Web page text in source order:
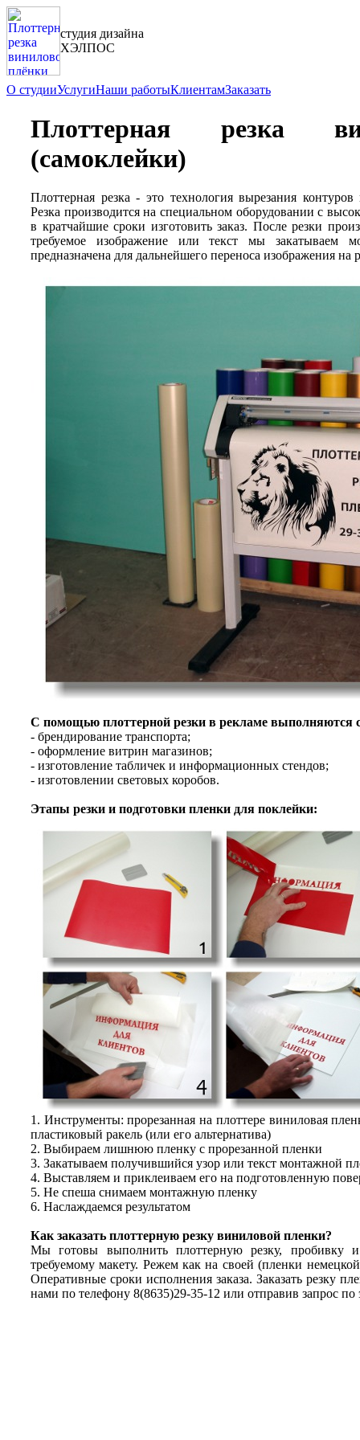
студия дизайна
ХЭЛПОС
О студииУслугиНаши работыКлиентамЗаказать
Плоттерная резка
(самоклейки)
Плоттерная резка - это технология вырезания
Резка производится на специальном оборудовании с
в кратчайшие сроки изготовить заказ. После резки
требуемое изображение или текст мы закатываем
предназначена для дальнейшего переноса изображения на
С помощью плоттерной резки в рекламе выполняются
- брендирование транспорта;
- оформление витрин магазинов;
- изготовление табличек и информационных стендов;
- изготовлении световых коробов.
Этапы резки и подготовки пленки для поклейки:
1. Инструменты: прорезанная на плоттере виниловая
пластиковый ракель (или его альтернатива)
2. Выбираем лишнюю пленку с прорезанной пленки
3. Закатываем получившийся узор или текст монтажной
4. Выставляем и приклеиваем его на подготовленную
5. Не спеша снимаем монтажную пленку
6. Наслаждаемся результатом
Как заказать плоттерную резку виниловой пленки?
Мы готовы выполнить плоттерную резку, пробивку и
требуемому макету. Режем как на своей (пленки
Оперативные сроки исполнения заказа. Заказать резку
нами по телефону 8(8635)29-35-12 или отправив запрос